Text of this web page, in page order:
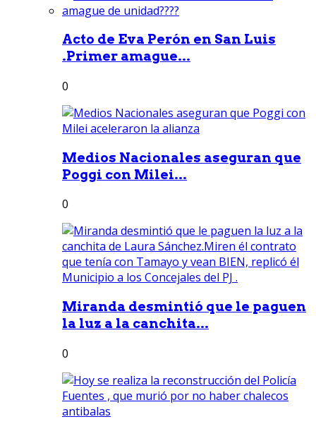
Acto de Eva Perón en San Luis
.Primer amague...
0
Medios Nacionales aseguran que
Poggi con Milei...
0
Miranda desmintió que le paguen
la luz a la canchita...
0